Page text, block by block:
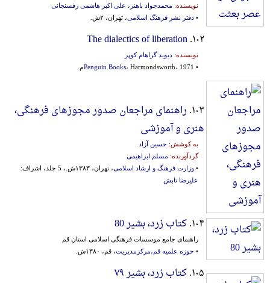
نویسنده: محمدجواد باهنر ، علی اکبر هاشمی رفسنجانی
• دفتر نشر فرهنگ اسلامی، تهران، ۲ش.
۱۰۲. The dialectics of liberation
نویسنده: دیوید گراهام کوپر
•
Penguin Books، Harmondsworth، 1971م.
۱۰۳. راهنمای مراجعان صدور مجوزهای‌ فرهنگی‌،
هنری‌ و آموزشی‌
به کوشش: حسین آزاد
گردآورنده: مسلم ابراهیمی
• وزارت فرهنگ و ارشاد اسلامی، تهران، ۱۳۸۳ش.، 5 جلد، اشراف:
علیرضا تابش
۱۰۴. کتاب زرد، بشیر 80
راهنمای جامع موسسات فرهنگی اسلامی استان قم
• حوزه علمیه قم،مرکزمدیریت، قم، ۱۳۸۰ش.
۱۰۵. کتاب زرد، بشیر ٧٩